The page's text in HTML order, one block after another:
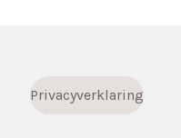
Privacyverklaring